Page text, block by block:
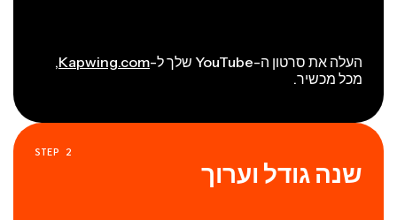
העלה את סרטון ה-YouTube שלך ל- Kapwing.com
,
מכל מכשיר.
STEP 2
שנה גודל וערוך